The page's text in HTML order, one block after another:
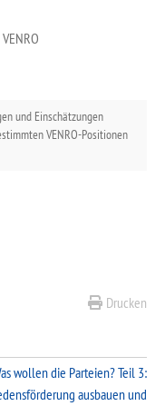
VENRO
und Einschätzungen
VENRO-Positionen
Drucken
wollen die Parteien? Teil 3:
ausbauen und